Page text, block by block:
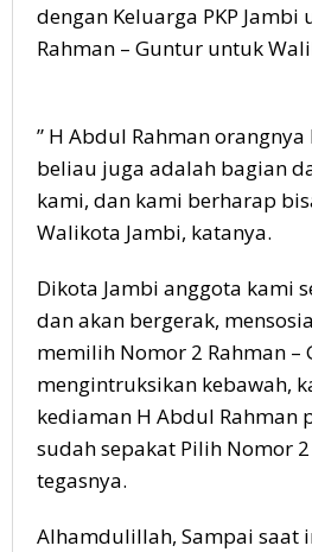
dengan Keluarga PKP
Rahman – Guntur untuk
” H Abdul Rahman
beliau juga adalah bagian
kami, dan kami berharap
Walikota Jambi, katanya.
Dikota Jambi anggota kami
dan akan bergerak,
memilih Nomor 2 Rahman –
mengintruksikan kebawah,
kediaman H Abdul Rahman
sudah sepakat Pilih Nomor
tegasnya.
Alhamdulillah, Sampai saat